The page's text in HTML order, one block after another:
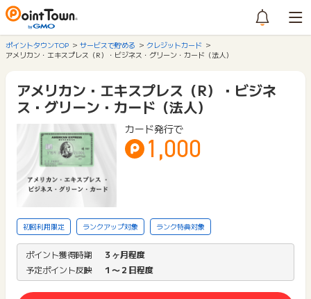
ポイントタウンTOP サービスで貯める
クレジットカード
アメリカン・エキスプレス（R）・ビジネス・グリーン・カード（法人）
アメリカン・エキスプレス（R）・ビジネ
ス・グリーン・カード（法人）
カード発行で
1,000
初回利用限定 ランクアップ対象 ランク特典対象
ポイント獲得時期
３ヶ月程度
予定ポイント反映
１〜２日程度